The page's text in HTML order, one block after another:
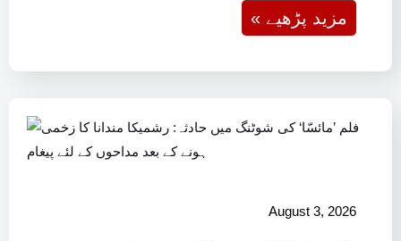
« مزید پڑھیے
August 3, 2026